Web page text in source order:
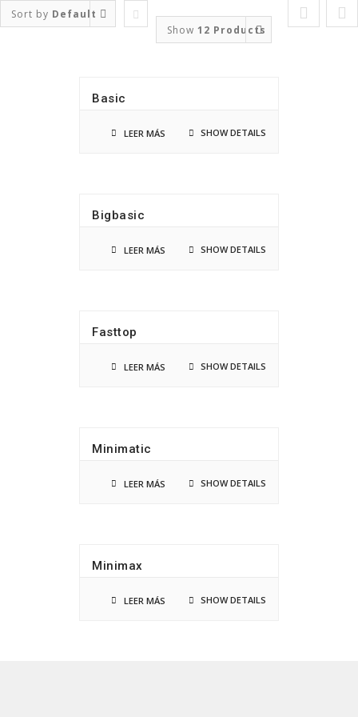
al
contenido
Sort by Default
Show 12 Products
Basic
LEER MÁS SHOW DETAILS
Bigbasic
LEER MÁS SHOW DETAILS
Fasttop
LEER MÁS SHOW DETAILS
Minimatic
LEER MÁS SHOW DETAILS
Minimax
LEER MÁS SHOW DETAILS